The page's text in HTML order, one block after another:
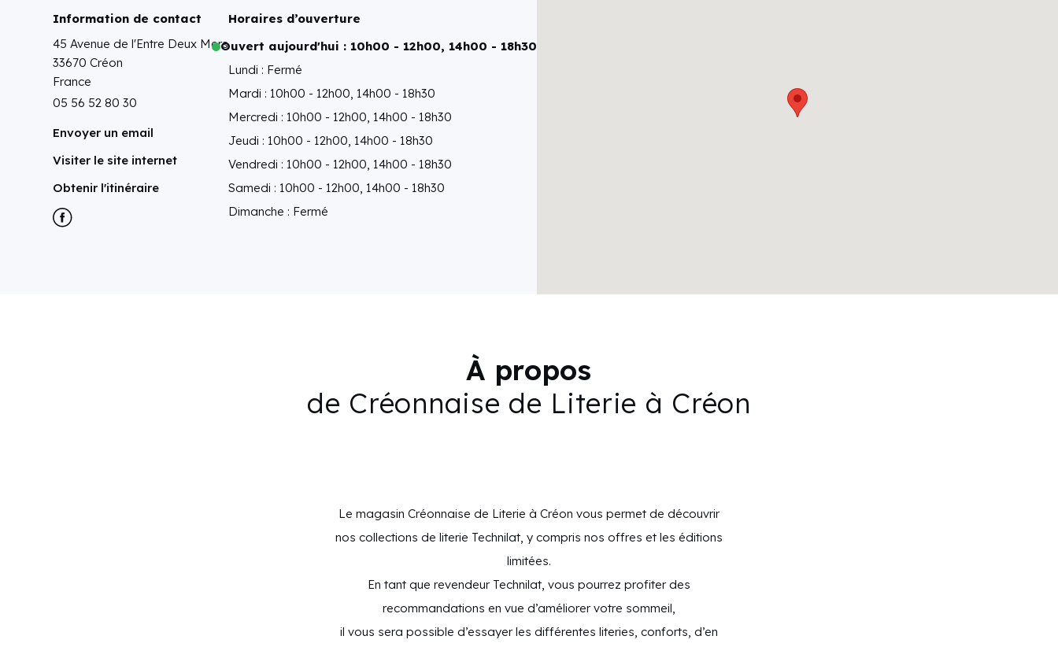
Information de contact
45 Avenue de l'Entre Deux Mers
33670 Créon
France
05 56 52 80 30
Envoyer un email
Visiter le site internet
Obtenir l'itinéraire
Horaires d’ouverture
Ouvert aujourd'hui : 10h00 - 12h00, 14h00 - 18h30
Lundi : Fermé
Mardi : 10h00 - 12h00, 14h00 - 18h30
Mercredi : 10h00 - 12h00, 14h00 - 18h30
Jeudi : 10h00 - 12h00, 14h00 - 18h30
Vendredi : 10h00 - 12h00, 14h00 - 18h30
Samedi : 10h00 - 12h00, 14h00 - 18h30
Dimanche : Fermé
À propos
de Créonnaise de Literie à Créon
Le magasin Créonnaise de Literie à Créon vous permet de découvrir
nos collections de literie Technilat, y compris nos offres et les éditions
limitées.
En tant que revendeur Technilat, vous pourrez profiter des
recommandations en vue d’améliorer votre sommeil,
il vous sera possible d’essayer les différentes literies, conforts, d’en